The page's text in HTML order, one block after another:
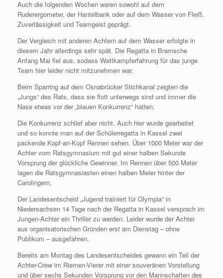
Auch die folgenden Wochen waren sowohl auf dem
Ruderergometer, der Hantelbank oder auf dem Wasser von Fleiß,
Zuverlässigkeit und Teamgeist geprägt.
Der Vergleich mit anderen Achtern auf dem Wasser erfolgte in
diesem Jahr allerdings sehr spät. Die Regatta in Bramsche
Anfang Mai fiel aus, sodass Wettkampferfahrung für das junge
Team hier leider nicht mitzunehmen war.
Beim Sparring auf dem Osnabrücker Stichkanal zeigten die
„Jungs“ des Rats, dass sie flott unterwegs sind und immer die
Nase etwas vor der „blauen Konkurrenz“ hatten.
Die Konkurrenz schlief aber nicht. Auch hier wurde gearbeitet
und so konnte man auf der Schülerregatta in Kassel zwei
packende Kopf-an-Kopf Rennen sehen. Über 1000 Meter war der
Achter vom Ratsgymnasium mit gut einer halben Sekunde
Vorsprung der glückliche Gewinner. Im Rennen über 500 Meter
lagen die Ratsgymnasiasten einen halben Meter hinter der
Carolingern.
Der Landesentscheid „Jugend trainiert für Olympia“ in
Niedersachsen 14 Tage nach der Regatta in Kassel versprach im
Jungen-Achter ein Thriller zu werden. Leider wurde der Achter
aus organisatorischen Gründen erst am Dienstag – ohne
Publikum – ausgefahren.
Bereits am Montag des Landesentscheides gewann ein Teil der
Achter-Crew im Riemen-Vierer mit einer souveränen Vorstellung
und über sechs Sekunden Vorsprung vor den Mannschaften des